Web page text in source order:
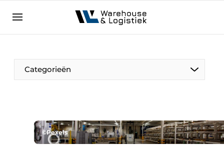
NL EN
Categorieën
©Pexels